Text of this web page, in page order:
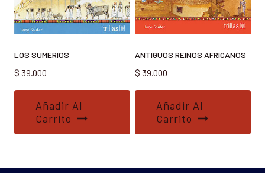
LOS SUMERIOS
$ 39.000
Añadir Al
Carrito
ANTIGUOS REINOS AFRICANOS
$ 39.000
Añadir Al
Carrito